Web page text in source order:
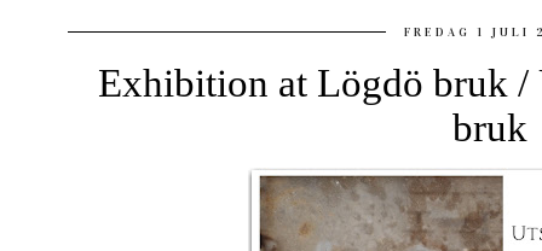
FREDAG 1 JULI
Exhibition at Lögdö bruk
bruk